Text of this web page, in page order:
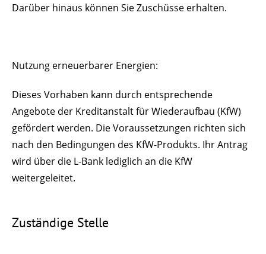
Darüber hinaus können Sie Zuschüsse erhalten.
Nutzung erneuerbarer Energien:
Dieses Vorhaben kann durch entsprechende
Angebote der Kreditanstalt für Wiederaufbau (KfW)
gefördert werden. Die Voraussetzungen richten sich
nach den Bedingungen des KfW-Produkts. Ihr Antrag
wird über die L-Bank lediglich an die KfW
weitergeleitet.
Zuständige Stelle